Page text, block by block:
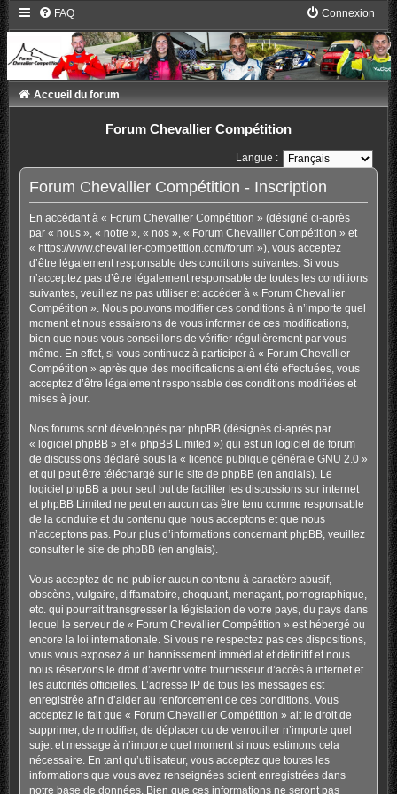
FAQ Connexion
Accueil du forum
Forum Chevallier Compétition
Langue :
Forum Chevallier Compétition - Inscription
En accédant à « Forum Chevallier Compétition » (désigné ci-après
par « nous », « notre », « nos », « Forum Chevallier Compétition » et
« https://www.chevallier-competition.com/forum »), vous acceptez
d’être légalement responsable des conditions suivantes. Si vous
n’acceptez pas d’être légalement responsable de toutes les conditions
suivantes, veuillez ne pas utiliser et accéder à « Forum Chevallier
Compétition ». Nous pouvons modifier ces conditions à n’importe quel
moment et nous essaierons de vous informer de ces modifications,
bien que nous vous conseillons de vérifier régulièrement par vous-
même. En effet, si vous continuez à participer à « Forum Chevallier
Compétition » après que des modifications aient été effectuées, vous
acceptez d’être légalement responsable des conditions modifiées et
mises à jour.
Nos forums sont développés par phpBB (désignés ci-après par
« logiciel phpBB » et « phpBB Limited ») qui est un logiciel de forum
de discussions déclaré sous la « licence publique générale GNU 2.0»
et qui peut être téléchargé sur le site de phpBB(en anglais). Le
logiciel phpBB a pour seul but de faciliter les discussions sur internet
et phpBB Limited ne peut en aucun cas être tenu comme responsable
de la conduite et du contenu que nous acceptons et que nous
n’acceptons pas. Pour plus d’informations concernant phpBB, veuillez
consulter le site de phpBB(en anglais).
Vous acceptez de ne publier aucun contenu à caractère abusif,
obscène, vulgaire, diffamatoire, choquant, menaçant, pornographique,
etc. qui pourrait transgresser la législation de votre pays, du pays dans
lequel le serveur de « Forum Chevallier Compétition » est hébergé ou
encore la loi internationale. Si vous ne respectez pas ces dispositions,
vous vous exposez à un bannissement immédiat et définitif et nous
nous réservons le droit d’avertir votre fournisseur d’accès à internet et
les autorités officielles. L’adresse IP de tous les messages est
enregistrée afin d’aider au renforcement de ces conditions. Vous
acceptez le fait que « Forum Chevallier Compétition » ait le droit de
supprimer, de modifier, de déplacer ou de verrouiller n’importe quel
sujet et message à n’importe quel moment si nous estimons cela
nécessaire. En tant qu’utilisateur, vous acceptez que toutes les
informations que vous avez renseignées soient enregistrées dans
notre base de données. Bien que ces informations ne seront pas